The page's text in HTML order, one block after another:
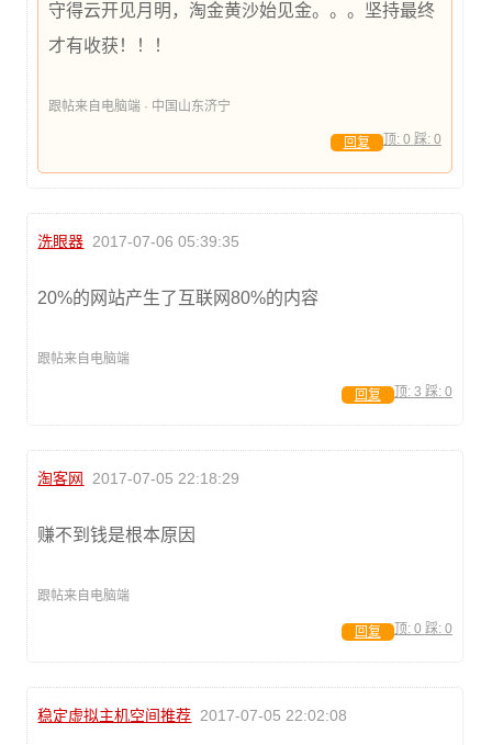
守得云开见月明，淘金黄沙始见金。。。坚持最终
才有收获！！！
跟帖来自电脑端 · 中国山东济宁
顶: 0 踩: 0
回复
洗眼器 2017-07-06 05:39:35
20%的网站产生了互联网80%的内容
跟帖来自电脑端
顶: 3 踩: 0
回复
淘客网 2017-07-05 22:18:29
赚不到钱是根本原因
跟帖来自电脑端
顶: 0 踩: 0
回复
稳定虚拟主机空间推荐 2017-07-05 22:02:08